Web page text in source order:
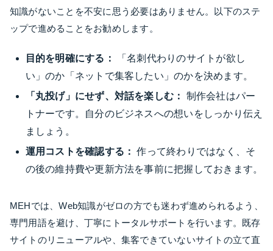
知識がないことを不安に思う必要はありません。以下のステ
ップで進めることをお勧めします。
目的を明確にする：
「名刺代わりのサイトが欲し
い」のか「ネットで集客したい」のかを決めます。
「丸投げ」にせず、対話を楽しむ：
制作会社はパー
トナーです。自分のビジネスへの想いをしっかり伝え
ましょう。
運用コストを確認する： 作って終わりではなく、そ
の後の維持費や更新方法を事前に把握しておきます。
MEHでは、Web知識がゼロの方でも迷わず進められるよう、
専門用語を避け、丁寧にトータルサポートを行います。既存
サイトのリニューアルや、集客できていないサイトの立て直